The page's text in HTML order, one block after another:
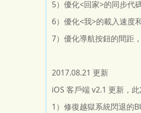
5）優化<回家>的同步代
6）優化<我>的載入速度
7）優化導航按鈕的間距
2017.08.21 更新
iOS 客戶端 v2.1 更新，
1）修復越獄系統閃退的